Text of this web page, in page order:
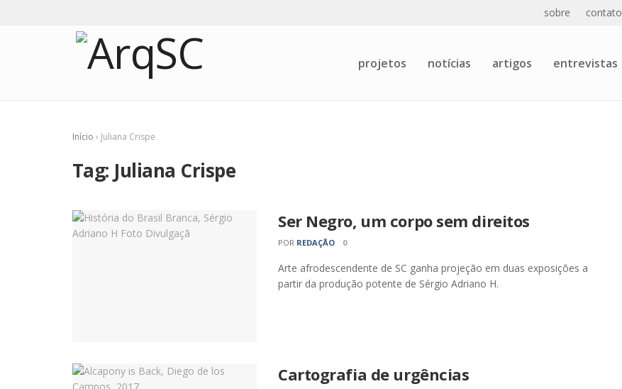
sobre contato
projetos notícias artigos entrevistas
Início › Juliana Crispe
Tag: Juliana Crispe
Ser Negro, um corpo sem direitos
POR REDAÇÃO 0
Arte afrodescendente de SC ganha projeção em duas exposições a
partir da produção potente de Sérgio Adriano H.
Cartografia de urgências